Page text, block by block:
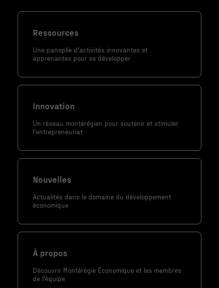
Ressources
Une panoplie d'activités innovantes et
apprenantes pour se développer
Innovation
Un réseau montérégien pour soutenir et stimuler
l'entrepreneuriat
Nouvelles
Actualités dans le domaine du développement
économique
À propos
Découvrir Montérégie Économique et les membres
de l'équipe
témoins ne
nécessaires au
Afin que nous
améliorer la
site Web, en
façon dont le
site Web est